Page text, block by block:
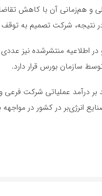
و هم‌زمانی آن با کاهش
نتیجه، شرکت تصمیم به
اطلاعیه منتشرشده نیز
درآمد عملیاتی شرکت فرعی
انرژی‌بر در کشور در